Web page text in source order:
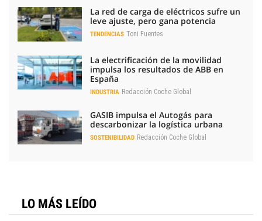
La red de carga de eléctricos sufre un
leve ajuste, pero gana potencia
TENDENCIAS Toni Fuentes
La electrificación de la movilidad
impulsa los resultados de ABB en
España
INDUSTRIA Redacción Coche Global
GASIB impulsa el Autogás para
descarbonizar la logística urbana
SOSTENIBILIDAD Redacción Coche Global
LO MÁS LEÍDO